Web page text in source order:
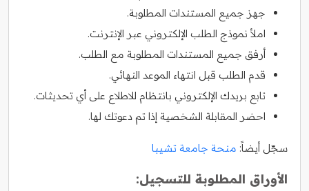
جهز جميع المستندات المطلوبة.
املأ نموذج الطلب الإلكتروني عبر الإنترنت.
أرفق جميع المستندات المطلوبة مع الطلب.
قدم الطلب قبل انتهاء الموعد النهائي.
تابع بريدك الإلكتروني بانتظام للاطلاع على أي تحديثات.
احضر المقابلة الشخصية إذا تم دعوتك لها.
سجّل أيضاً: منحة جامعة تشيبا
الأوراق المطلوبة للتسجيل: